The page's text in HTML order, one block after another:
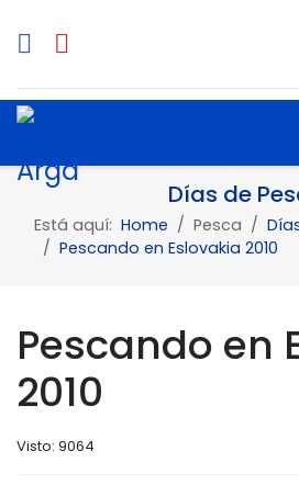
Días de
Está aquí: Home Pesca
Pescando en Eslovakia 2010
Pescando en
2010
Visto: 9064